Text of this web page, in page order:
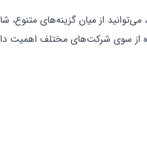
از میان گزینه‌های
از سوی شرکت‌های مختلف اهمیت